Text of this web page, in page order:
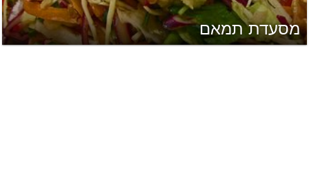
מסעדת תמאם